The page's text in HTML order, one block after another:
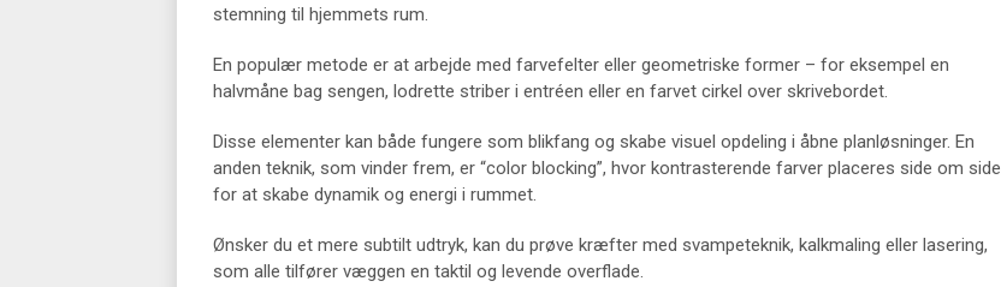
stemning til hjemmets rum.
En populær metode er at arbejde med farvefelter eller geometriske former – for eksempel en
halvmåne bag sengen, lodrette striber i entréen eller en farvet cirkel over skrivebordet.
Disse elementer kan både fungere som blikfang og skabe visuel opdeling i åbne planløsninger. En
anden teknik, som vinder frem, er “color blocking”, hvor kontrasterende farver placeres side om side
for at skabe dynamik og energi i rummet.
Ønsker du et mere subtilt udtryk, kan du prøve kræfter med svampeteknik, kalkmaling eller lasering,
som alle tilfører væggen en taktil og levende overflade.